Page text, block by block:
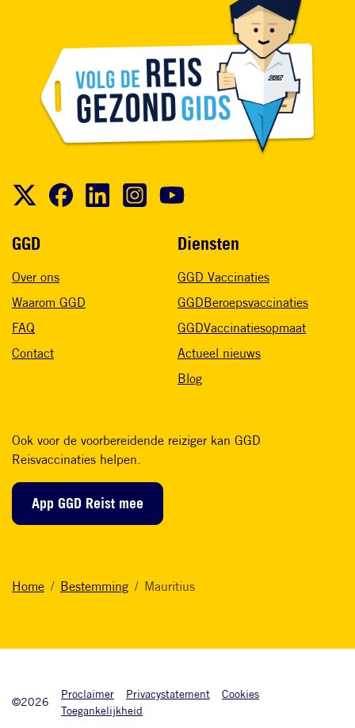
Voet
GGD
Over ons
Waarom GGD
FAQ
Contact
Diensten
GGD Vaccinaties
GGDBeroepsvaccinaties
GGDVaccinatiesopmaat
Actueel nieuws
Blog
Ook voor de voorbereidende reiziger kan GGD
Reisvaccinaties helpen.
App GGD Reist mee
Home Bestemming Mauritius
©2026 Onderkant footer
Proclaimer Privacystatement
Cookies
Toegankelijkheid